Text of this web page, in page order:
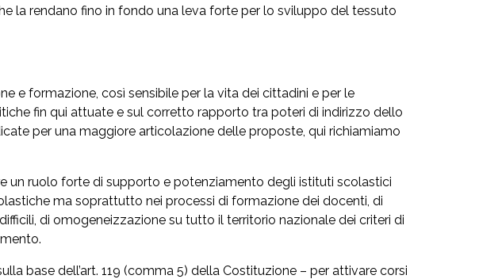
la rendano fino in fondo una leva forte per lo sviluppo del tessuto
e formazione, così sensibile per la vita dei cittadini e per le
fin qui attuate e sul corretto rapporto tra poteri di indirizzo dello
per una maggiore articolazione delle proposte, qui richiamiamo
un ruolo forte di supporto e potenziamento degli istituti scolastici
ma soprattutto nei processi di formazione dei docenti, di
di omogeneizzazione su tutto il territorio nazionale dei criteri di
base dell’art. 119 (comma 5) della Costituzione – per attivare corsi